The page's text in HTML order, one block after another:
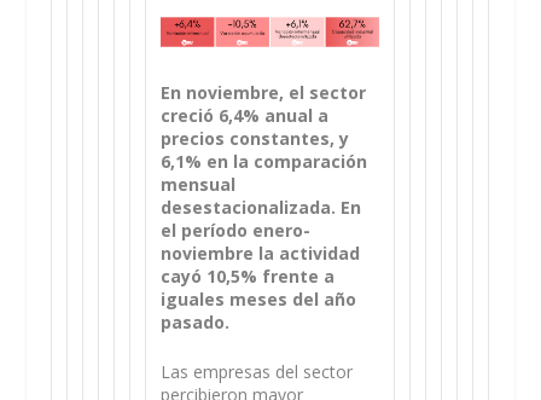
En noviembre, el sector
creció 6,4% anual a
precios constantes, y
6,1% en la comparación
mensual
desestacionalizada. En
el período enero-
noviembre la actividad
cayó 10,5% frente a
iguales meses del año
pasado.
Las empresas del sector
percibieron mayor